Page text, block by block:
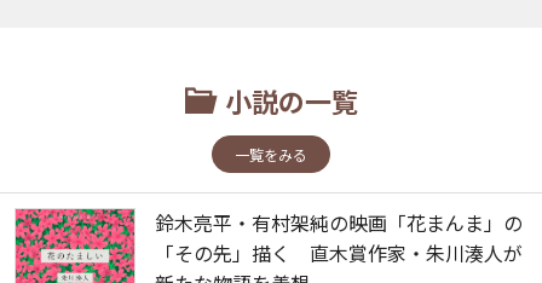
小説の一覧
一覧をみる
鈴木亮平・有村架純の映画「花まんま」の
「その先」描く 直木賞作家・朱川湊人が